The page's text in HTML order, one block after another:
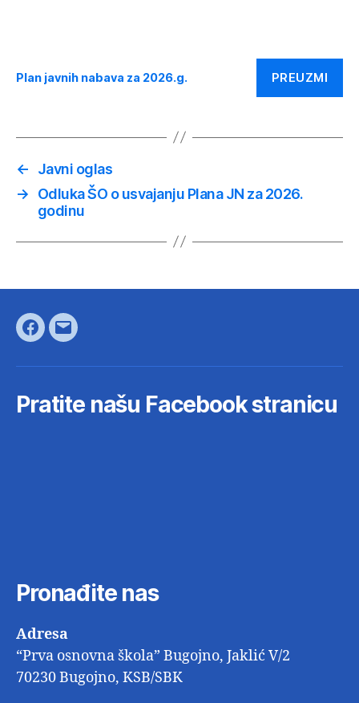
Plan javnih nabava za 2026.g. PREUZMI
←
Javni oglas
→
Odluka ŠO o usvajanju Plana JN za 2026.
godinu
Facebook
E-
Pratite našu Facebook stranicu
Pronađite nas
Adresa
“Prva osnovna škola” Bugojno, Jaklić V/2
70230 Bugojno, KSB/SBK